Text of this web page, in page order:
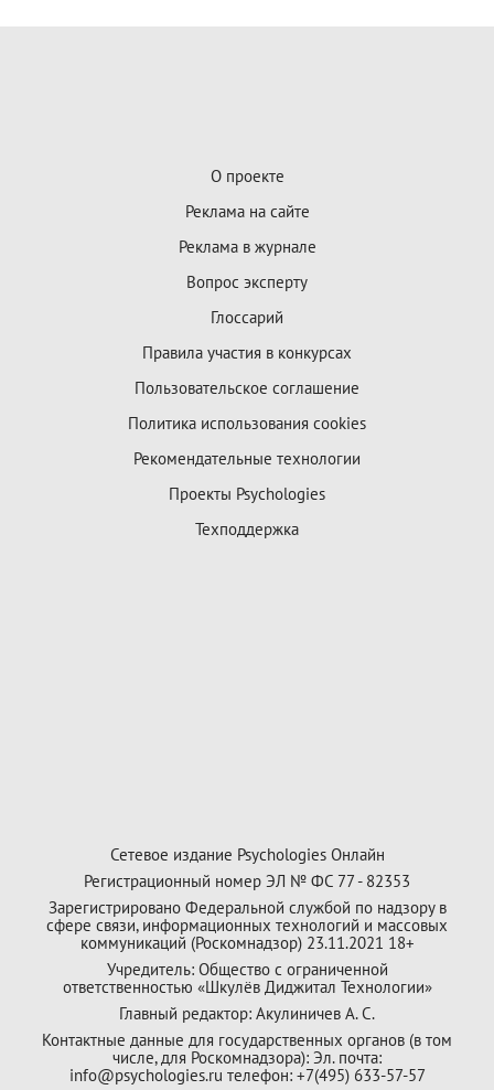
О проекте
Реклама на сайте
Реклама в журнале
Вопрос эксперту
Глоссарий
Правила участия в конкурсах
Пользовательское соглашение
Политика использования cookies
Рекомендательные технологии
Проекты Psychologies
Техподдержка
Сетевое издание Psychologies Онлайн
Регистрационный номер ЭЛ № ФС 77 - 82353
Зарегистрировано Федеральной службой по надзору в
сфере связи, информационных технологий и массовых
коммуникаций (Роскомнадзор) 23.11.2021 18+
Учредитель: Общество с ограниченной
ответственностью «Шкулёв Диджитал Технологии»
Главный редактор: Акулиничев А. С.
Контактные данные для государственных органов (в том
числе, для Роскомнадзора): Эл. почта:
info@psychologies.ru телефон: +7(495) 633-57-57